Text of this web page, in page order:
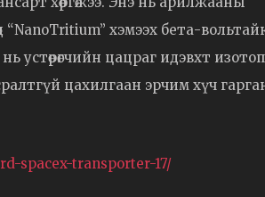
“NanoTritium” хэмээх бета-
устөрөгчийн цацраг идэвхт изотоп
цахилгаан эрчим хүч
spacex-transporter-17/